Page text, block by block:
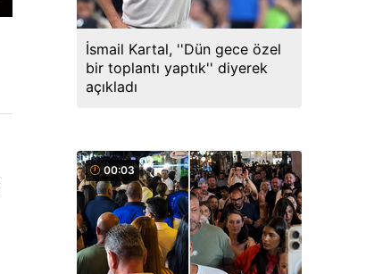
İsmail Kartal, ''Dün gece özel
bir toplantı yaptık'' diyerek
açıkladı
00:03